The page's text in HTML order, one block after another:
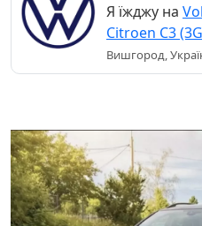
Я їжджу на
Citroen C3
Вишгород,